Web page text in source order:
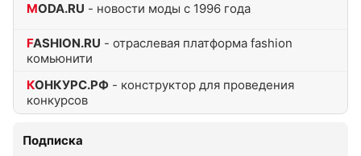
MODA.RU - новости моды с 1996 года
FASHION.RU - отраслевая платформа fashion
комьюнити
КОНКУРС.РФ - конструктор для проведения
конкурсов
Подписка